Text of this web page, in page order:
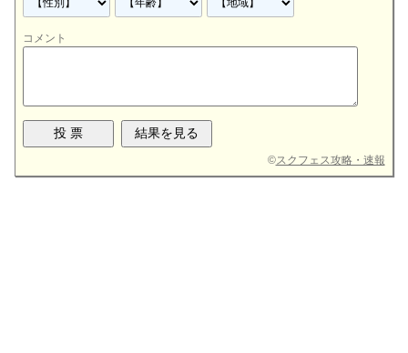
コメント
©スクフェス攻略・速報